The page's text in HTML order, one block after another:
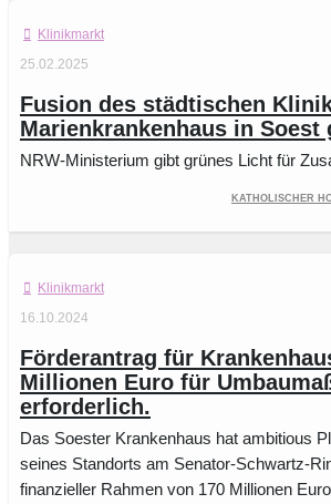
Klinikmarkt
25.02.2025
Fusion des städtischen
Marienkrankenhaus in Soest
NRW-Ministerium gibt grünes Licht für
Katholischer
Klinikmarkt
16.10.2024
Förderantrag für
Millionen Euro für
erforderlich.
Das Soester Krankenhaus hat ambitious
seines Standorts am Senator-Schwartz-
finanzieller Rahmen von 170 Millionen